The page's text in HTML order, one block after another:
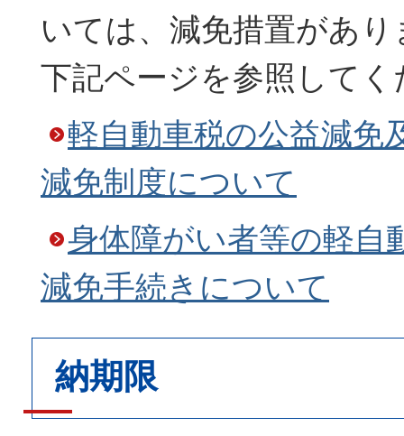
いては、減免措置があ
下記ページを参照してく
軽自動車税の公益減免
減免制度について
身体障がい者等の軽自
減免手続きについて
納期限